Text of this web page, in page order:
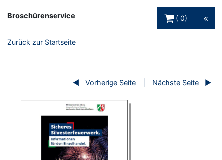
Broschürenservice
0
Zurück zur Startseite
Vorherige Seite Nächste Seite